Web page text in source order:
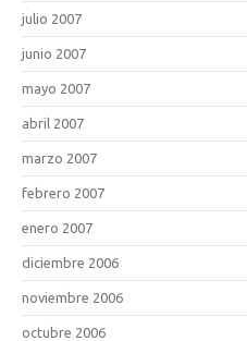
julio 2007
junio 2007
mayo 2007
abril 2007
marzo 2007
febrero 2007
enero 2007
diciembre 2006
noviembre 2006
octubre 2006